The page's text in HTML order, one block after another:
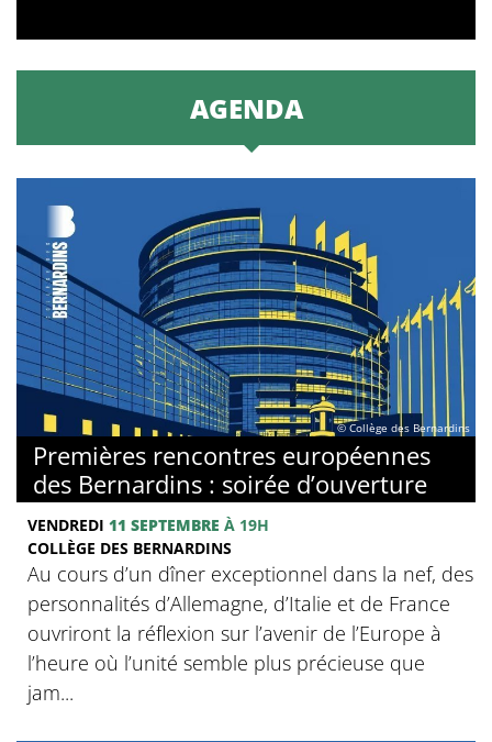
AGENDA
© Collège des Bernardins
Premières rencontres européennes
des Bernardins : soirée d’ouverture
VENDREDI 11 SEPTEMBRE À 19H
COLLÈGE DES BERNARDINS
Au cours d’un dîner exceptionnel dans la nef, des
personnalités d’Allemagne, d’Italie et de France
ouvriront la réflexion sur l’avenir de l’Europe à
l’heure où l’unité semble plus précieuse que
jam...